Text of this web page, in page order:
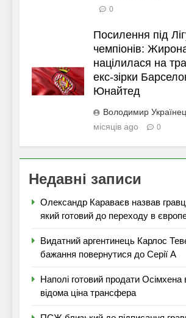
0
Посилення під
чемпіонів:
націлилася на
екс-зірки
Юнайтед
Володимир
місяців ago
0
Недавні записи
Олександр Караваєв назвав
який готовий до переходу в
Видатний аргентинець Карлос
бажання повернутися до Серії А
Наполі готовий продати
відома ціна трансфера